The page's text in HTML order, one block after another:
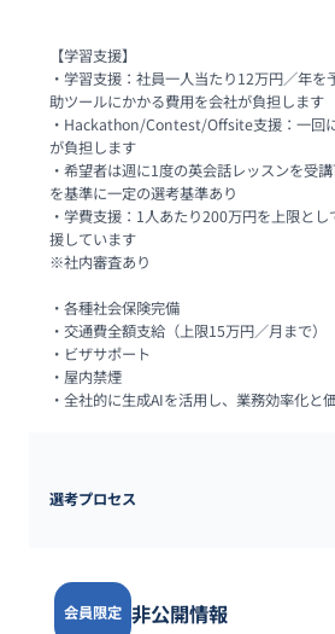
【学習支援】
・学習支援：社員一人当たり12万円／年
助ツールにかかる費用を会社が負担します
・Hackathon/Contest/Offsite支援：一回
が負担します
・希望者は週に1度の英会話レッスンを受
を基準に一定の選考基準あり
・学費支援：1人あたり200万円を上限と
援しています
※社内審査あり
・各種社会保険完備
・交通費全額支給（上限15万円／月まで）
・ビザサポート
・屋内禁煙
・全社的に生成AIを活用し、業務効率化と
選考プロセス
会員限定 非公開情報